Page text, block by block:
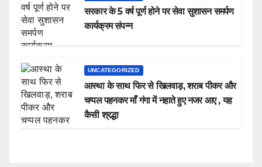
सरकार के 5 वर्ष पूर्ण होने पर सेवा सुशासन समर्पण
कार्यक्रम संपन्न
UNCATEGORIZED
आस्था के साथ फिर से खिलवाड़, शराब पीकर और
चप्पल पहनकर माँ गंगा में नहाते हुए नजर आए , यह
कैसी श्रद्धा